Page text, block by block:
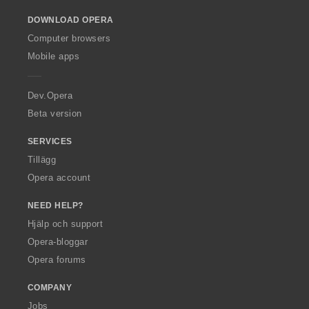
w
O
p
a
DOWNLOAD OPERA
Computer browsers
Mobile apps
Dev.Opera
Beta version
SERVICES
Tillägg
Opera account
NEED HELP?
Hjälp och support
Opera-bloggar
Opera forums
COMPANY
Jobs